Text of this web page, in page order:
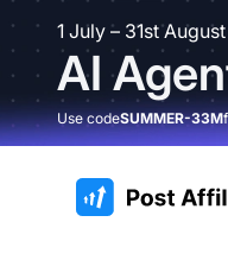
1 July – 31st
AI
Use codeSUMMER-33M
:site.title